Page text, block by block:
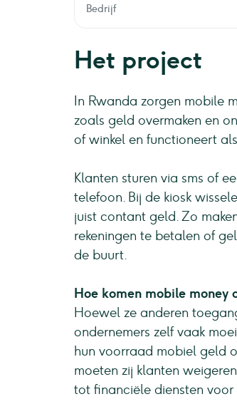
Bedrijf
Het project
In Rwanda zorgen mobile
zoals geld overmaken en
of winkel en functioneert
Klanten sturen via sms of
telefoon. Bij de kiosk
juist contant geld. Zo
rekeningen te betalen of
de buurt.
Hoe komen mobile
Hoewel ze anderen
ondernemers zelf vaak
hun voorraad mobiel geld
moeten zij klanten
tot financiële diensten voor